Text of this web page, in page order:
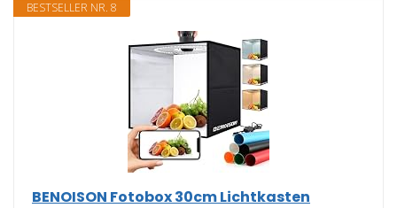
BESTSELLER NR. 8
BENOISON Fotobox 30cm Lichtkasten